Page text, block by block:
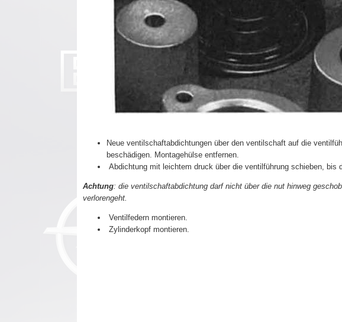
Neue ventilschaftabdichtungen über den ventilschaft auf die
beschädigen. Montagehülse entfernen.
Abdichtung mit leichtem druck über die ventilführung schieben, bis
Achtung: die ventilschaftabdichtung darf nicht über die nut hinweg
verlorengeht.
Ventilfedern montieren.
Zylinderkopf montieren.